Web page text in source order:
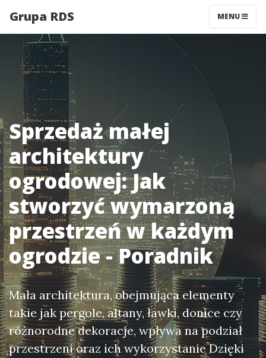
Grupa RDS MENU
Sprzedaż małej
architektury
ogrodowej: Jak
stworzyć wymarzoną
przestrzeń w każdym
ogrodzie - Poradnik
Mała architektura, obejmująca elementy
takie jak pergole, altany, ławki, donice czy
różnorodne dekoracje, wpływa na podział
przestrzeni oraz ich wykorzystanie Dzięki